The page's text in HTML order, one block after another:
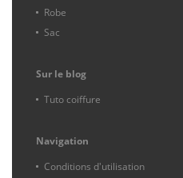
Robe
Sac
Sur le blog
Tuto coiffure
Navigation
Conditions d'utilisation